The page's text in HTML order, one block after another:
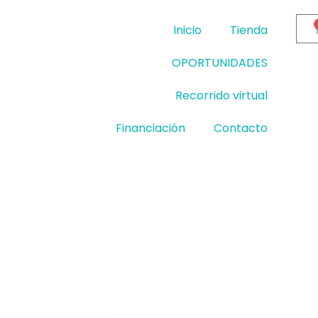
Inicio
Tienda
OPORTUNIDADES
Recorrido virtual
Financiación
Contacto